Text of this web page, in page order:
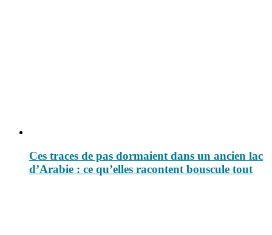
Ces traces de pas dormaient dans un ancien lac
d’Arabie : ce qu’elles racontent bouscule tout